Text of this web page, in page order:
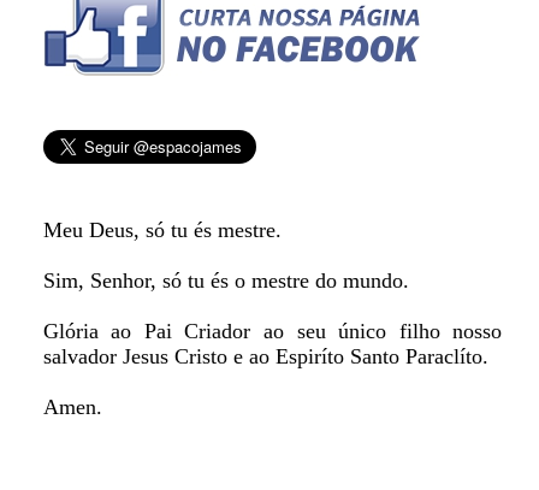
Meu Deus, só tu és mestre.
Sim, Senhor, só tu és o mestre do mundo.
Glória ao Pai Criador ao seu único filho nosso
salvador Jesus Cristo e ao Espiríto Santo Paraclíto.
Amen.